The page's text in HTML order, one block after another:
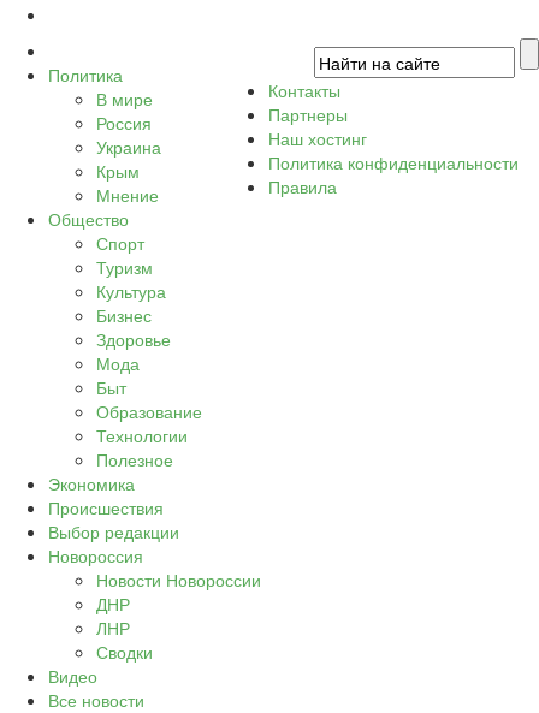
Политика
В мире
Россия
Украина
Крым
Мнение
Общество
Спорт
Туризм
Культура
Бизнес
Здоровье
Мода
Быт
Образование
Технологии
Полезное
Экономика
Происшествия
Выбор редакции
Новороссия
Новости Новороссии
ДНР
ЛНР
Сводки
Видео
Все новости
Контакты
Партнеры
Наш хостинг
Политика конфиденциальности
Правила